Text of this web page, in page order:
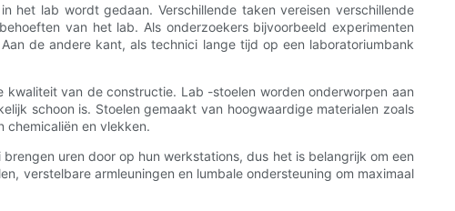
het lab wordt gedaan. Verschillende taken vereisen verschillende
van het lab. Als onderzoekers bijvoorbeeld experimenten
de andere kant, als technici lange tijd op een laboratoriumbank
van de constructie. Lab -stoelen worden onderworpen aan
schoon is. Stoelen gemaakt van hoogwaardige materialen zoals
chemicaliën en vlekken.
uren door op hun werkstations, dus het is belangrijk om een
verstelbare armleuningen en lumbale ondersteuning om maximaal